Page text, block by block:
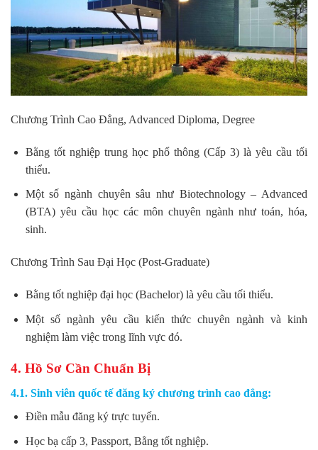
Chương Trình Cao Đẳng, Advanced Diploma, Degree
Bằng tốt nghiệp trung học phổ thông (Cấp 3) là yêu cầu tối
thiểu.
Một số ngành chuyên sâu như Biotechnology – Advanced
(BTA) yêu cầu học các môn chuyên ngành như toán, hóa,
sinh.
Chương Trình Sau Đại Học (Post-Graduate)
Bằng tốt nghiệp đại học (Bachelor) là yêu cầu tối thiểu.
Một số ngành yêu cầu kiến thức chuyên ngành và kinh
nghiệm làm việc trong lĩnh vực đó.
4. Hồ Sơ Cần Chuẩn Bị
4.1. Sinh viên quốc tế đăng ký chương trình cao đẳng:
Điền mẫu đăng ký trực tuyến.
Học bạ cấp 3, Passport, Bằng tốt nghiệp.